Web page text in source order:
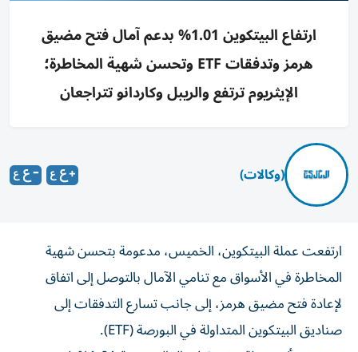
ارتفاع البيتكوين 1.01% بدعم آمال فتح مضيق
هرمز وتدفقات ETF وتحسن شهية المخاطرة؛
الإيثريوم ترتفع والريبل وكاردانو تتراجعان
(وكالات)
ارتفعت عملة البيتكوين، الخميس، مدعومة بتحسن شهية
المخاطرة في الأسواق مع تنامي الآمال بالتوصل إلى اتفاق
لإعادة فتح مضيق هرمز، إلى جانب تسارع التدفقات إلى
صناديق البيتكوين المتداولة في البورصة (ETF).